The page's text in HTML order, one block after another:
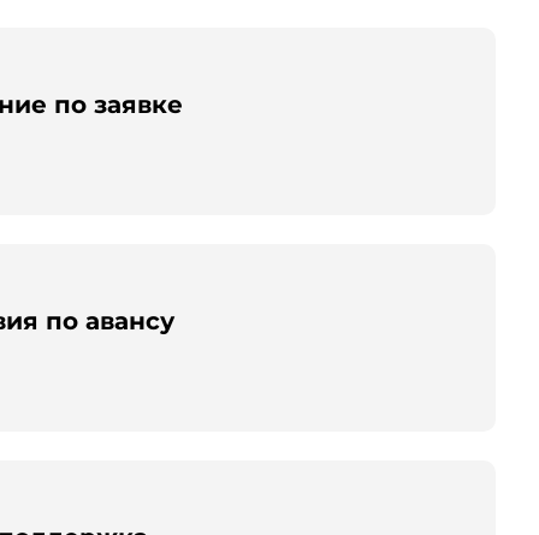
по заявке
по авансу